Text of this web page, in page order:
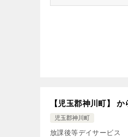
【児玉郡神川町】 か
児玉郡神川町
放課後等デイサービス